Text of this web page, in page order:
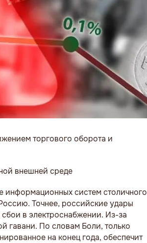
торгового оборота и
внешней среде
информационных систем столичного
Точнее, российские удары
в электроснабжении. Из-за
гавани. По словам Боли, только
на конец года, обеспечит